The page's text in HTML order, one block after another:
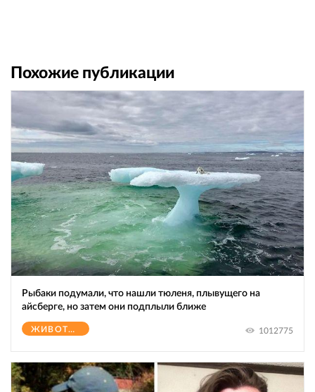
Похожие публикации
Рыбаки подумали, что нашли тюленя, плывущего на
айсберге, но затем они подплыли ближе
ЖИВОТНЫЕ 1012775